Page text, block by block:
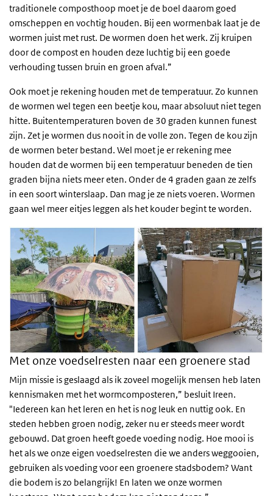
traditionele composthoop moet je de boel daarom goed
omscheppen en vochtig houden. Bij een wormenbak laat je de
wormen juist met rust. De wormen doen het werk. Zij kruipen
door de compost en houden deze luchtig bij een goede
verhouding tussen bruin en groen afval.”
Ook moet je rekening houden met de temperatuur. Zo kunnen
de wormen wel tegen een beetje kou, maar absoluut niet tegen
hitte. Buitentemperaturen boven de 30 graden kunnen funest
zijn. Zet je wormen dus nooit in de volle zon. Tegen de kou zijn
de wormen beter bestand. Wel moet je er rekening mee
houden dat de wormen bij een temperatuur beneden de tien
graden bijna niets meer eten. Onder de 4 graden gaan ze zelfs
in een soort winterslaap. Dan mag je ze niets voeren. Wormen
gaan wel meer eitjes leggen als het kouder begint te worden.
Met onze voedselresten naar een groenere stad
Mijn missie is geslaagd als ik zoveel mogelijk mensen heb laten
kennismaken met het wormcomposteren,” besluit Ireen.
"Iedereen kan het leren en het is nog leuk en nuttig ook. En
steden hebben groen nodig, zeker nu er steeds meer wordt
gebouwd. Dat groen heeft goede voeding nodig. Hoe mooi is
het als we onze eigen voedselresten die we anders weggooien,
gebruiken als voeding voor een groenere stadsbodem? Want
die bodem is zo belangrijk! En laten we onze wormen